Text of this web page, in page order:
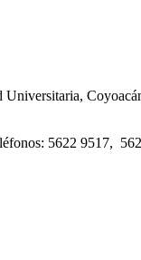
5622 9517,